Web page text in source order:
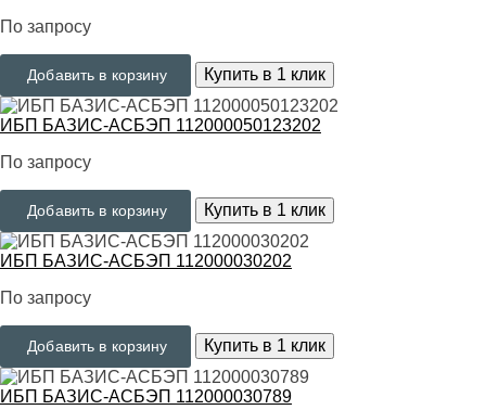
По запросу
Добавить в корзину Купить в 1 клик
ИБП БАЗИС-АСБЭП 112000050123202
По запросу
Добавить в корзину Купить в 1 клик
ИБП БАЗИС-АСБЭП 112000030202
По запросу
Добавить в корзину Купить в 1 клик
ИБП БАЗИС-АСБЭП 112000030789